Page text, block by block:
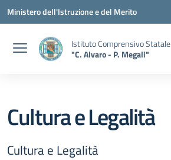
Vai ai contenuti
Vai al menu di navigazione
Vai al footer
Ministero dell'Istruzione e del Merito
Istituto Comprensivo Statale
"C. Alvaro - P. Megali"
Cultura e Legalità
Cultura e Legalità